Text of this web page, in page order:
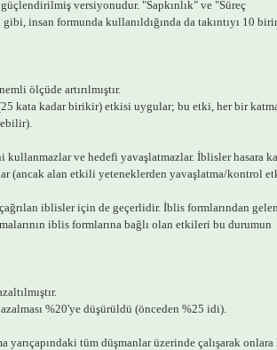
versiyonudur. "Sapkınlık" ve "Süreç
insan formunda kullanıldığında da takıntıyı 10
ölçüde artırılmıştır.
kata kadar birikir) etkisi uygular; bu etki, her bir
kullanmazlar ve hedefi yavaşlatmazlar. İblisler hasara
(ancak alan etkili yeteneklerden yavaşlatma/kontrol
iblisler için de geçerlidir. İblis formlarından
iblis formlarına bağlı olan etkileri bu durumun
%20'ye düşürüldü (önceden %25 idi).
yarıçapındaki tüm düşmanlar üzerinde çalışarak onlara